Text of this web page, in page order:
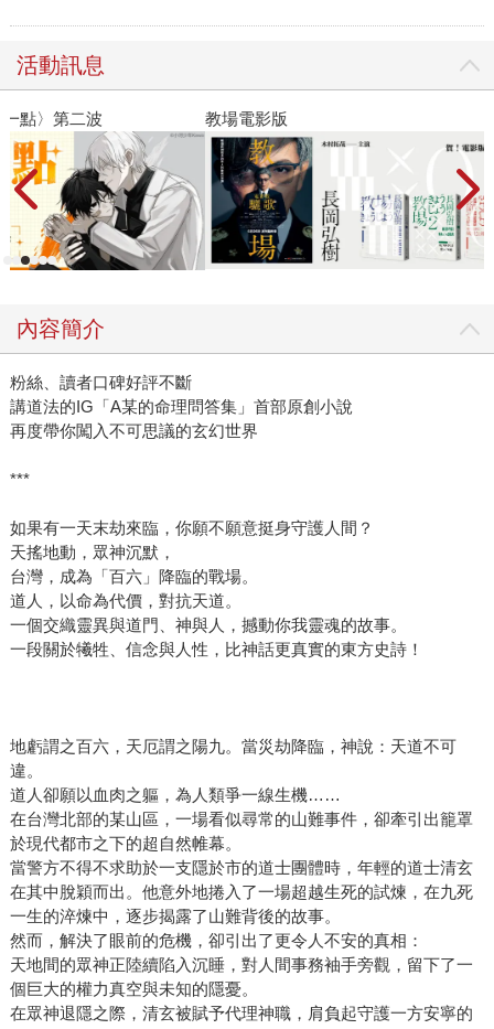
活動訊息
教場電影版
內容簡介
粉絲、讀者口碑好評不斷
講道法的IG「A某的命理問答集」首部原創小說
再度帶你闖入不可思議的玄幻世界
***
如果有一天末劫來臨，你願不願意挺身守護人間？
天搖地動，眾神沉默，
台灣，成為「百六」降臨的戰場。
道人，以命為代價，對抗天道。
一個交織靈異與道門、神與人，撼動你我靈魂的故事。
一段關於犧牲、信念與人性，比神話更真實的東方史詩！
地虧謂之百六，天厄謂之陽九。當災劫降臨，神說：天道不可
違。
道人卻願以血肉之軀，為人類爭一線生機……
在台灣北部的某山區，一場看似尋常的山難事件，卻牽引出籠罩
於現代都市之下的超自然帷幕。
當警方不得不求助於一支隱於市的道士團體時，年輕的道士清玄
在其中脫穎而出。他意外地捲入了一場超越生死的試煉，在九死
一生的淬煉中，逐步揭露了山難背後的故事。
然而，解決了眼前的危機，卻引出了更令人不安的真相：
天地間的眾神正陸續陷入沉睡，對人間事務袖手旁觀，留下了一
個巨大的權力真空與未知的隱憂。
在眾神退隱之際，清玄被賦予代理神職，肩負起守護一方安寧的